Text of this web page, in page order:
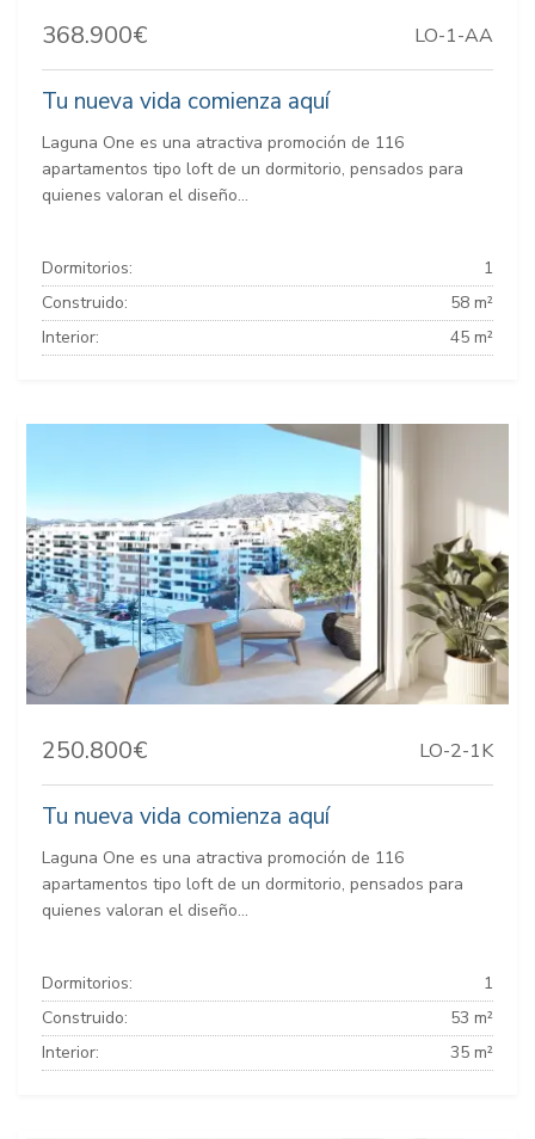
368.900€ LO-1-AA
Tu nueva vida comienza aquí
Laguna One es una atractiva promoción de 116
apartamentos tipo loft de un dormitorio, pensados para
quienes valoran el diseño...
Dormitorios:
1
Construido:
58 m²
Interior:
45 m²
250.800€ LO-2-1K
Tu nueva vida comienza aquí
Laguna One es una atractiva promoción de 116
apartamentos tipo loft de un dormitorio, pensados para
quienes valoran el diseño...
Dormitorios:
1
Construido:
53 m²
Interior:
35 m²